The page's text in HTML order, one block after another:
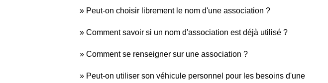
Peut-on choisir librement le nom d'une association ?
Comment savoir si un nom d'association est déjà utilisé ?
Comment se renseigner sur une association ?
Peut-on utiliser son véhicule personnel pour les besoins d'une